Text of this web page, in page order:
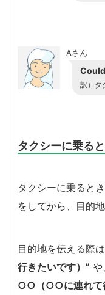
Aさん
訳）タ
タクシーに乗る
タクシーに乗ると
をしてから、目的
目的地を伝える際は
行きたいです）” や
○○（○○に連れて